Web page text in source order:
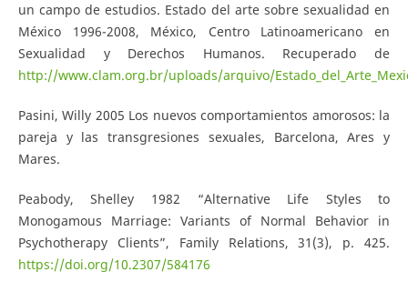
un campo de estudios. Estado del arte sobre sexualidad en
México 1996-2008, México, Centro Latinoamericano en
Sexualidad y Derechos Humanos. Recuperado de
http://www.clam.org.br/uploads/arquivo/
Pasini, Willy 2005 Los nuevos comportamientos amorosos: la
pareja y las transgresiones sexuales, Barcelona, Ares y
Mares.
Peabody, Shelley 1982 “Alternative Life Styles to
Monogamous Marriage: Variants of Normal Behavior in
Psychotherapy Clients”, Family Relations, 31(3), p. 425.
https://doi.org/10.2307/584176